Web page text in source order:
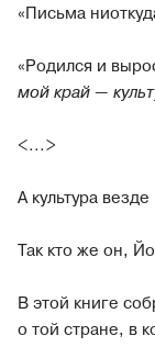
«Письма
«Родился и
мой край —
<...>
А культура
Так кто же он,
В этой книге
о той стране, в